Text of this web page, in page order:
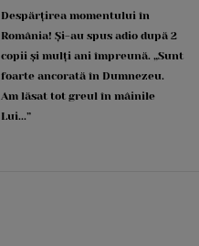
Despărțirea momentului în
România! Și-au spus adio după 2
copii și mulți ani împreună. „Sunt
foarte ancorată în Dumnezeu.
Am lăsat tot greul în mâinile
Lui...”